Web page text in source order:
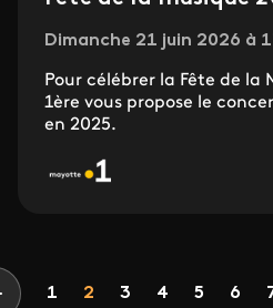
Dimanche 21 juin 2026 à
Pour célébrer la Fête de la
1ère vous propose le
en 2025.
Pagination
précédente
Page
1 Page
2 Page
3 Page
4 Page
5 Page
6